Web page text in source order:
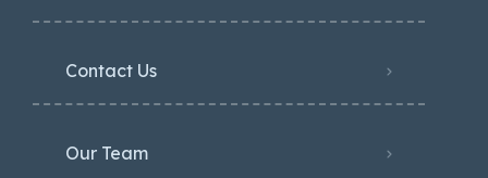
Contact Us
Our Team